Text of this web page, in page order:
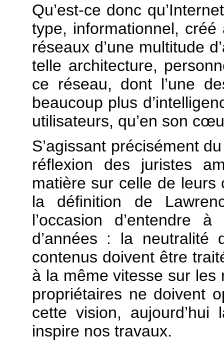
Qu’est-ce donc
type, informationnel,
réseaux d’une multitude
telle architecture,
ce réseau, dont l’une
beaucoup plus
utilisateurs, qu’en son
S’agissant précisément
réflexion des juristes
matière sur celle de leurs
la définition de
l’occasion d’entendre
d’années : la neutralité
contenus doivent être
à la même vitesse sur
propriétaires ne doivent
cette vision,
inspire nos travaux.